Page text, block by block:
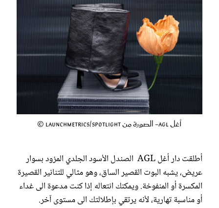
أغل Agl- الصورة من Launchmetrics/Spotlight ©
أطلقت دار أغل AGL الصندل الأسود الجلدي المزود بسوار
عريض، يشبه البوت القصير الساق، وهو مثالي للتنانير القصيرة
المكسرة أو المنفوخة. ويمكنك انتعاله إذا كنت مدعوة الى غداء
أو مناسبة تهارية، لأنه يرتقي بإطلالتك الى مستوى آخر.